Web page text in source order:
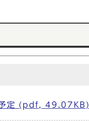
予定 (pdf, 49.07KB)